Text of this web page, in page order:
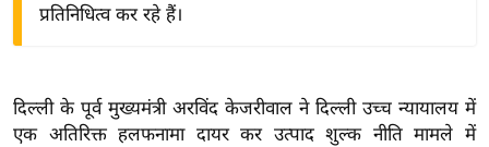
ष
ज्ञ
प्रतिनिधित्व कर रहे हैं।
दिल्ली के पूर्व मुख्यमंत्री अरविंद केजरीवाल ने दिल्ली उच्च न्यायालय में
एक अतिरिक्त हलफनामा दायर कर उत्पाद शुल्क नीति मामले में